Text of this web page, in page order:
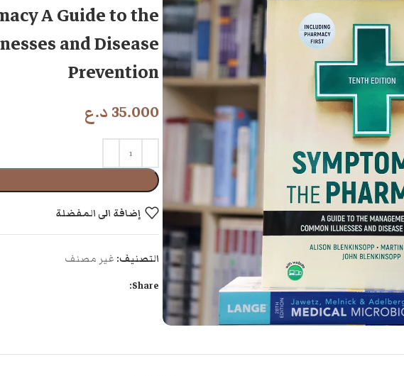
A Guide to the
and Disease
Prevention
35.000 د.ع
إضافة الى المفضلة
التصنيف: غير مصنف
Share: